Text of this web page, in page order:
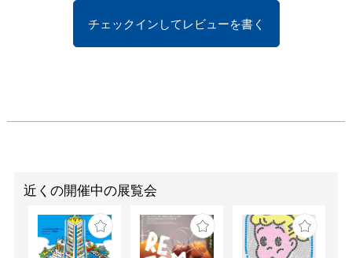
チェックインしてレビューを書く
近くの開催中の展覧会